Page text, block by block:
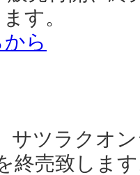
す。
ら
サツラクオ
終売致しま